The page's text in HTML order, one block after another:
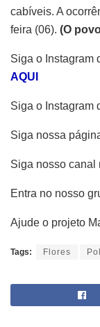
cabíveis. A
feira (06). (O
Siga o Instagram
AQUI
Siga o Instagram
Siga nossa
Siga nosso canal
Entra no nosso
Ajude o projeto
Tags: Flores